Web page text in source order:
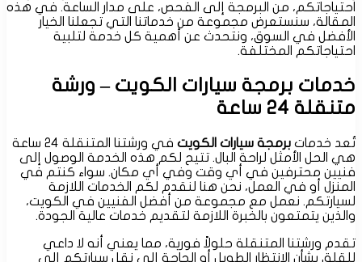
احتياجاتكم، من البرمجة إلى الفحص، على مدار الساعة. في هذه
المقالة، سنستعرض مجموعة من خدماتنا التي تجعلنا الخيار
الأفضل في السوق، ونتحدث عن أهمية كل خدمة لتلبية
احتياجاتكم المختلفة.
خدمات برمجة سيارات الكويت – ورشة
متنقلة 24 ساعة
تُعد خدمات برمجة سيارات الكويت
في ورشتنا المتنقلة 24 ساعة
هي الحل الأمثل لراحة البال. تتيح لكم هذه الخدمة الوصول إلى
فنيين محترفين في أي وقت وفي أي مكان. سواء كنتم في
المنزل أو في العمل، نحن هنا لنقدم لكم الخدمات اللازمة
لسيارتكم. نعمل مع مجموعة من أفضل الفنيين في الكويت،
والذين يتمتعون بالخبرة اللازمة لتقديم خدمات عالية الجودة.
تقدم ورشتنا المتنقلة حلولاً فورية، مما يعني أنه لا داعي
للقلق بشأن الانتظار الطويل أو الحاجة إلى نقل سيارتكم إلى